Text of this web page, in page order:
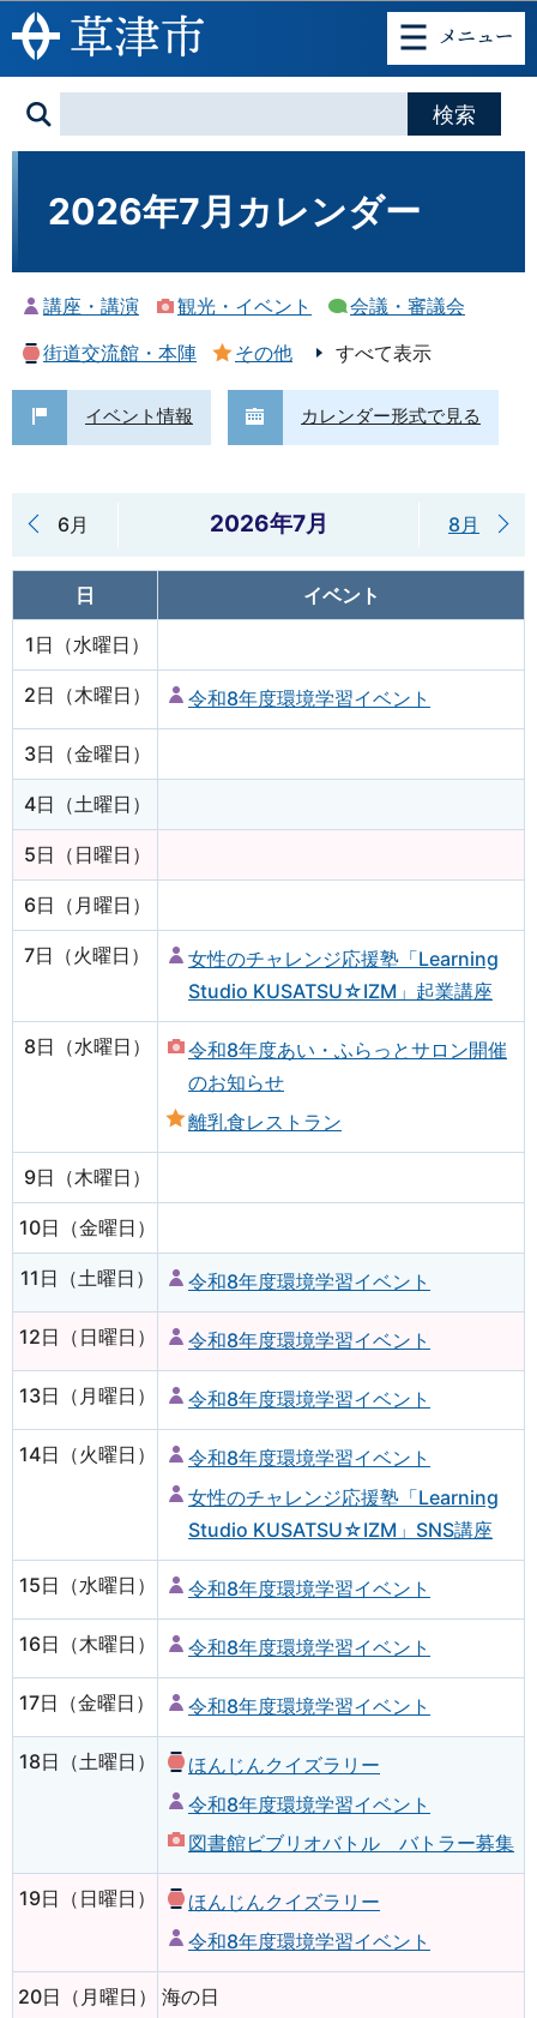
このページの本文へ移動
2026年7月カレンダー
講座・講演 観光・イベント
会議・審議会
街道交流館・本陣
その他 すべて表示
イベント情報 カレンダー形式で見る
6月 2026年7月 8月
日 イベント
1日（水曜日）
2日（木曜日） 令和8年度環境学習イベント
3日（金曜日）
4日（土曜日）
5日（日曜日）
6日（月曜日）
7日（火曜日）
女性のチャレンジ応援塾「Learning
Studio KUSATSU☆IZM」起業講座
8日（水曜日）
令和8年度あい・ふらっとサロン開催
のお知らせ
離乳食レストラン
9日（木曜日）
10日（金曜日）
11日（土曜日） 令和8年度環境学習イベント
12日（日曜日） 令和8年度環境学習イベント
13日（月曜日） 令和8年度環境学習イベント
14日（火曜日）
令和8年度環境学習イベント
女性のチャレンジ応援塾「Learning
Studio KUSATSU☆IZM」SNS講座
15日（水曜日） 令和8年度環境学習イベント
16日（木曜日） 令和8年度環境学習イベント
17日（金曜日） 令和8年度環境学習イベント
18日（土曜日）
ほんじんクイズラリー
令和8年度環境学習イベント
図書館ビブリオバトル バトラー募集
19日（日曜日）
ほんじんクイズラリー
令和8年度環境学習イベント
20日（月曜日）
海の日